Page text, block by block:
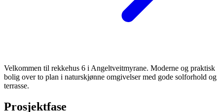
Velkommen til rekkehus 6 i Angeltveitmyrane. Moderne og praktisk
bolig over to plan i naturskjønne omgivelser med gode solforhold og
terrasse.
Prosjektfase